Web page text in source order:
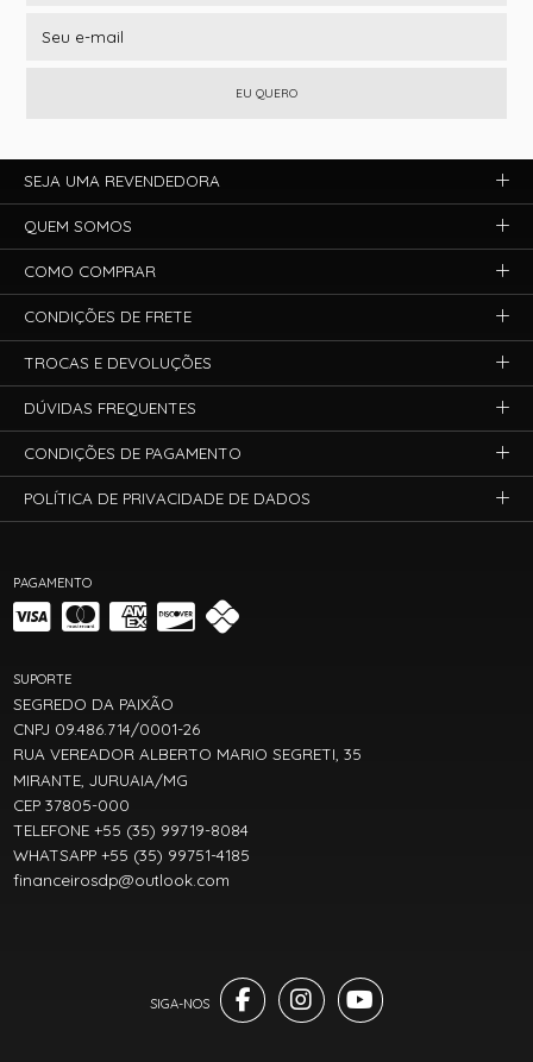
EU QUERO
PAGAMENTO
SUPORTE
SEGREDO DA PAIXÃO
CNPJ 09.486.714/0001-26
RUA VEREADOR ALBERTO MARIO SEGRETI, 35
MIRANTE, JURUAIA/MG
CEP 37805-000
TELEFONE +55 (35) 99719-8084
WHATSAPP +55 (35) 99751-4185
financeirosdp@outlook.com
SEJA UMA REVENDEDORA
QUEM SOMOS
COMO COMPRAR
CONDIÇÕES DE FRETE
TROCAS E DEVOLUÇÕES
DÚVIDAS FREQUENTES
CONDIÇÕES DE PAGAMENTO
POLÍTICA DE PRIVACIDADE DE DADOS